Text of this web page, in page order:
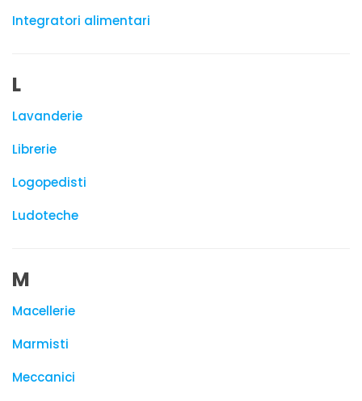
Integratori alimentari
L
Lavanderie
Librerie
Logopedisti
Ludoteche
M
Macellerie
Marmisti
Meccanici